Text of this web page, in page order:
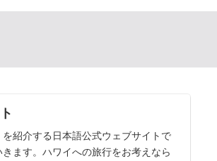
紹介する日本語公式ウェブサイトで
ます。ハワイへの旅行をお考えなら